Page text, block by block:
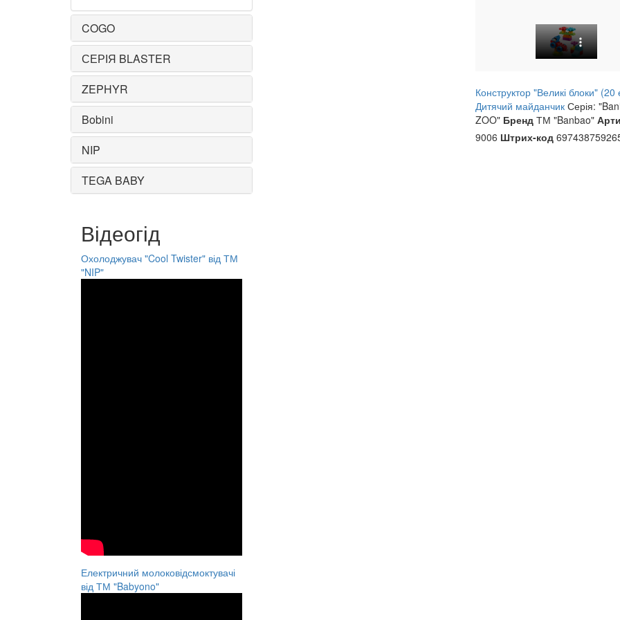
COGO
СЕРІЯ BLASTER
ZEPHYR
Bobini
NIP
TEGA BABY
Відеогід
Охолоджувач "Cool Twister" від ТМ
"NIP"
Електричний молоковідсмоктувачі
від ТМ "Babyono"
Конструктор "Великі блоки"
Дитячий майданчик Серія:
ZOO" БрендТМ "Banbao"
9006 Штрих-код